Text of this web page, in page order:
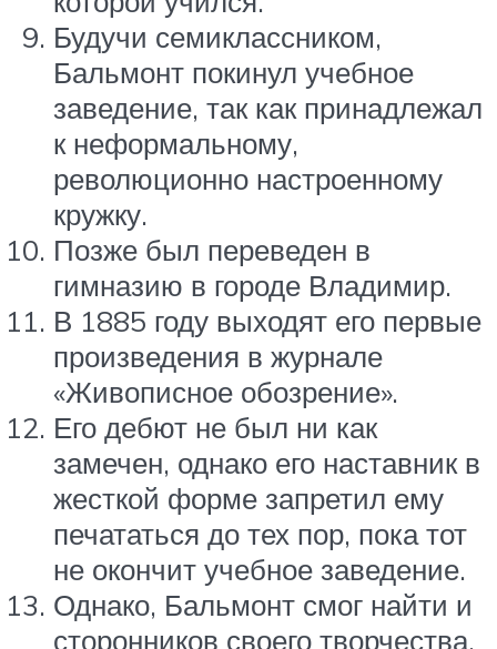
Будучи семиклассником,
Бальмонт покинул учебное
заведение, так как принадлежал
к неформальному,
революционно настроенному
кружку.
Позже был переведен в
гимназию в городе Владимир.
В 1885 году выходят его первые
произведения в журнале
«Живописное обозрение».
Его дебют не был ни как
замечен, однако его наставник в
жесткой форме запретил ему
печататься до тех пор, пока тот
не окончит учебное заведение.
Однако, Бальмонт смог найти и
сторонников своего творчества.